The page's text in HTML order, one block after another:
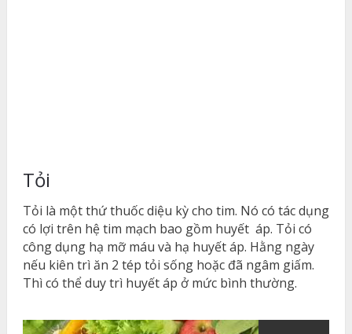
Tỏi
Tỏi là một thứ thuốc diệu kỳ cho tim. Nó có tác dụng
có lợi trên hệ tim mạch bao gồm huyết áp. Tỏi có
công dụng hạ mỡ máu và hạ huyết áp. Hằng ngày
nếu kiên trì ăn 2 tép tỏi sống hoặc đã ngâm giấm.
Thì có thể duy trì huyết áp ở mức bình thường.